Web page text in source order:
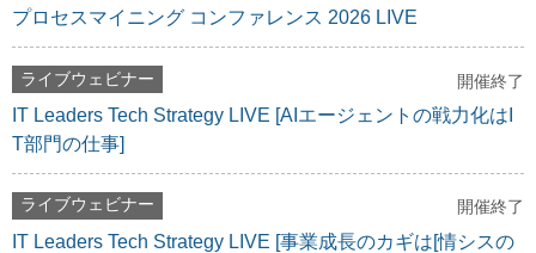
プロセスマイニング コンファレンス 2026 LIVE
ライブウェビナー 開催終了
IT Leaders Tech Strategy LIVE [AIエージェントの戦力化はI
T部門の仕事]
ライブウェビナー 開催終了
IT Leaders Tech Strategy LIVE [事業成長のカギは[情シスの